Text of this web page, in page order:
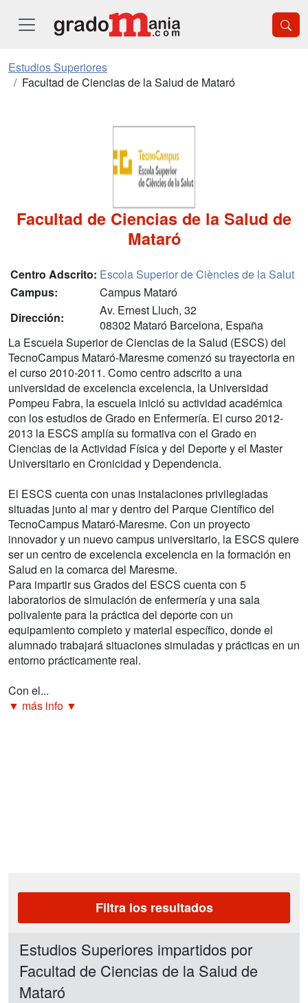
Estudios Superiores
Facultad de Ciencias de la Salud de Mataró
Facultad de Ciencias de la Salud de
Mataró
Centro Adscrito: Escola Superior de Ciències de la Salut
Campus:
Campus Mataró
Dirección:
Av. Ernest Lluch, 32
08302 Mataró Barcelona, España
La Escuela Superior de Ciencias de la Salud (ESCS) del
TecnoCampus Mataró-Maresme comenzó su trayectoria en
el curso 2010-2011. Como centro adscrito a una
universidad de excelencia excelencia, la Universidad
Pompeu Fabra, la escuela inició su actividad académica
con los estudios de Grado en Enfermería. El curso 2012-
2013 la ESCS amplía su formativa con el Grado en
Ciencias de la Actividad Física y del Deporte y el Master
Universitario en Cronicidad y Dependencia.
El ESCS cuenta con unas instalaciones privilegiadas
situadas junto al mar y dentro del Parque Científico del
TecnoCampus Mataró-Maresme. Con un proyecto
innovador y un nuevo campus universitario, la ESCS quiere
ser un centro de excelencia excelencia en la formación en
Salud en la comarca del Maresme.
Para impartir sus Grados del ESCS cuenta con 5
laboratorios de simulación de enfermería y una sala
polivalente para la práctica del deporte con un
equipamiento completo y material específico, donde el
alumnado trabajará situaciones simuladas y prácticas en un
entorno prácticamente real.
Con el...
▼ más info ▼
Filtra los resultados
Estudios Superiores impartidos por
Facultad de Ciencias de la Salud de
Mataró